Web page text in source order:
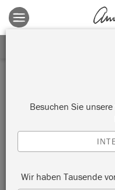
Es gelten die allgemeinen
hierfür weitere
Vorname
Besuchen Sie
Wir haben Tausende